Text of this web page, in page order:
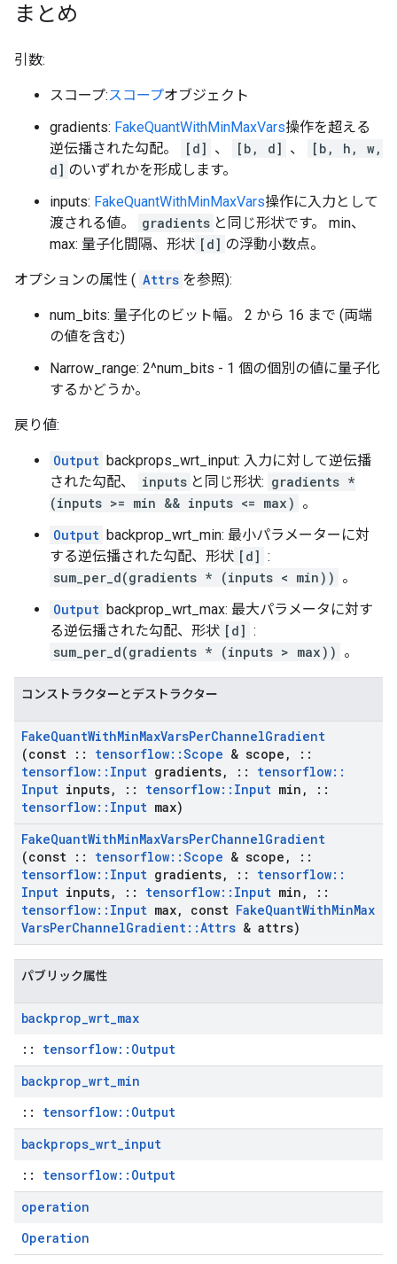
まとめ
引数:
スコープ:スコープオブジェクト
gradients: FakeQuantWithMinMaxVars操作を超える
逆伝播された勾配。
[d] 、 [b, d] 、
[b, h, w,
d] のいずれかを形成します。
inputs: FakeQuantWithMinMaxVars操作に入力として
渡される値。
gradients と同じ形状です。 min、
max: 量子化間隔、形状 [d] の浮動小数点。
オプションの属性 ( Attrs を参照):
num_bits: 量子化のビット幅。 2 から 16 まで (両端
の値を含む)
Narrow_range: 2^num_bits - 1 個の個別の値に量子化
するかどうか。
戻り値:
Output backprops_wrt_input: 入力に対して逆伝播
された勾配、
inputs と同じ形状: gradients *
(inputs >= min && inputs <= max) 。
Output backprop_wrt_min: 最小パラメーターに対
する逆伝播された勾配、形状 [d] :
sum_per_d(gradients * (inputs < min)) 。
Output backprop_wrt_max: 最大パラメータに対す
る逆伝播された勾配、形状 [d] :
sum_per_d(gradients * (inputs > max)) 。
コンストラクターとデストラクター
FakeQuantWithMinMaxVarsPerChannelGradient
(const :: tensorflow::Scope & scope ,
::
tensorflow:: Input gradients, :: tensorflow::
Input inputs, :: tensorflow:: Input min ,
::
tensorflow:: Input max)
FakeQuantWithMinMaxVarsPerChannelGradient
(const :: tensorflow::Scope & scope ,
::
tensorflow:: Input gradients, :: tensorflow::
Input inputs, :: tensorflow:: Input min ,
::
tensorflow:: Input max, const FakeQuantWithMinMax
VarsPerChannelGradient::Attrs & attrs)
パブリック属性
backprop_wrt_max
:: tensorflow::Output
backprop_wrt_min
:: tensorflow::Output
backprops_wrt_input
:: tensorflow::Output
operation
Operation